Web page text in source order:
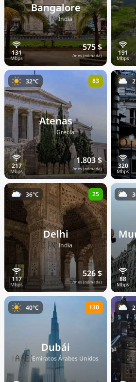
Bangalore
🇮🇳India
575 $
/mes (nómada)
Atenas
🇬🇷Grecia
1.803 $
/mes (nómada)
32°C 83
Delhi
🇮🇳India
526 $
/mes (nómada)
36°C 25
Dubái
🇦🇪Emiratos Árabes Unidos
40°C 130